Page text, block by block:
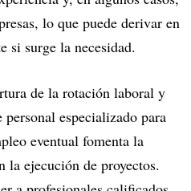
lo que puede derivar en
si surge la necesidad.
de la rotación laboral y
especializado para
eventual fomenta la
ejecución de proyectos.